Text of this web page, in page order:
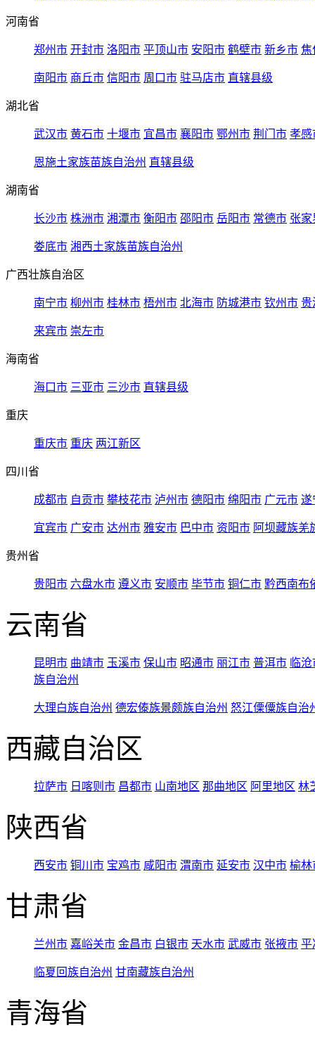
河南省
郑州市 开封市 洛阳市 平顶山市 安阳市 鹤壁市 新乡市 焦
南阳市 商丘市 信阳市 周口市 驻马店市 直辖县级
湖北省
武汉市 黄石市 十堰市 宜昌市 襄阳市 鄂州市 荆门市 孝感
恩施土家族苗族自治州 直辖县级
湖南省
长沙市 株洲市 湘潭市 衡阳市 邵阳市 岳阳市 常德市 张家
娄底市 湘西土家族苗族自治州
广西壮族自治区
南宁市 柳州市 桂林市 梧州市 北海市 防城港市 钦州市 贵
来宾市 崇左市
海南省
海口市 三亚市 三沙市 直辖县级
重庆
重庆市 重庆 两江新区
四川省
成都市 自贡市 攀枝花市 泸州市 德阳市 绵阳市 广元市 遂
宜宾市 广安市 达州市 雅安市 巴中市 资阳市 阿坝藏族羌
贵州省
贵阳市 六盘水市 遵义市 安顺市 毕节市 铜仁市 黔西南布
云南省
昆明市 曲靖市 玉溪市 保山市 昭通市 丽江市 普洱市 临
族自治州
大理白族自治州 德宏傣族景颇族自治州 怒江傈僳族自治
西藏自治区
拉萨市 日喀则市 昌都市 山南地区 那曲地区 阿里地区 林
陕西省
西安市 铜川市 宝鸡市 咸阳市 渭南市 延安市 汉中市 榆林
甘肃省
兰州市 嘉峪关市 金昌市 白银市 天水市 武威市 张掖市 平
临夏回族自治州 甘南藏族自治州
青海省